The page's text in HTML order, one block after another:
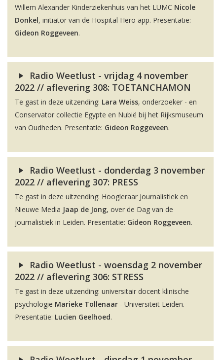
Willem Alexander Kinderziekenhuis van het LUMC Nicole
Donkel, initiator van de Hospital Hero app. Presentatie:
Gideon Roggeveen.
Radio Weetlust - vrijdag 4 november
2022 // aflevering 308: TOETANCHAMON
Te gast in deze uitzending: Lara Weiss, onderzoeker - en
Conservator collectie Egypte en Nubië bij het Rijksmuseum
van Oudheden. Presentatie: Gideon Roggeveen.
Radio Weetlust - donderdag 3 november
2022 // aflevering 307: PRESS
Te gast in deze uitzending: Hoogleraar Journalistiek en
Nieuwe Media Jaap de Jong, over de Dag van de
journalistiek in Leiden. Presentatie: Gideon Roggeveen.
Radio Weetlust - woensdag 2 november
2022 // aflevering 306: STRESS
Te gast in deze uitzending: universitair docent klinische
psychologie Marieke Tollenaar - Universiteit Leiden.
Presentatie: Lucien Geelhoed.